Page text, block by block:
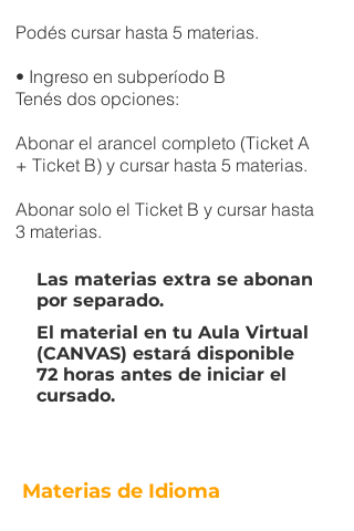
Podés cursar hasta 5 materias.
• Ingreso en subperíodo B
Tenés dos opciones:
Abonar el arancel completo (Ticket A
+ Ticket B) y cursar hasta 5 materias.
Abonar solo el Ticket B y cursar hasta
3 materias.
Las materias extra se abonan
por separado.
El material en tu Aula Virtual
(CANVAS) estará disponible
72 horas antes de iniciar el
cursado.
Materias de Idioma